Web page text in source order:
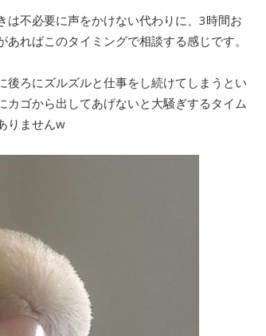
は不必要に声をかけない代わりに、3時間お
ればこのタイミングで相談する感じです。
ろにズルズルと仕事をし続けてしまうとい
ゴから出してあげないと大騒ぎするタイム
りませんw